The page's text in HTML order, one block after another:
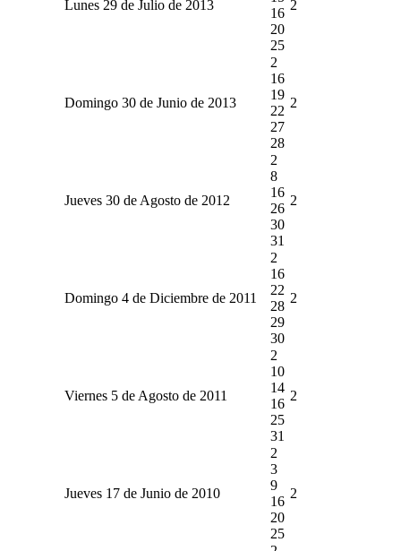
Lunes 29 de Julio de 2013
16
20
25
2
Domingo 30 de Junio de 2013
2
16
19
22
27
28
2
Jueves 30 de Agosto de 2012
2
8
16
26
30
31
2
Domingo 4 de Diciembre de 2011
2
16
22
28
29
30
2
Viernes 5 de Agosto de 2011
2
10
14
16
25
31
2
Jueves 17 de Junio de 2010
2
3
9
16
20
25
2